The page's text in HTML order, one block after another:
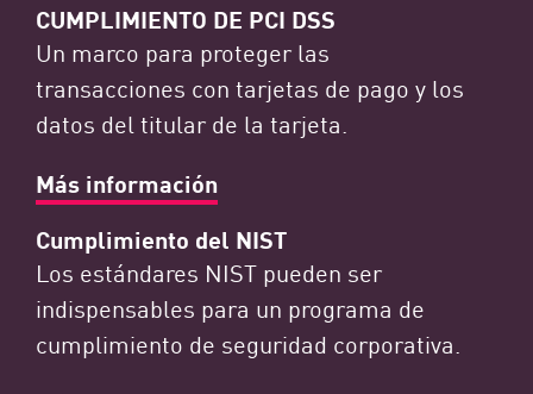
CUMPLIMIENTO DE PCI DSS
Un marco para proteger las
transacciones con tarjetas de pago y los
datos del titular de la tarjeta.
Más información
Cumplimiento del NIST
Los estándares NIST pueden ser
indispensables para un programa de
cumplimiento de seguridad corporativa.